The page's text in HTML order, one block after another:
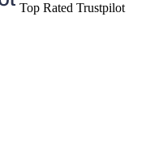
Top Rated Trustpilot